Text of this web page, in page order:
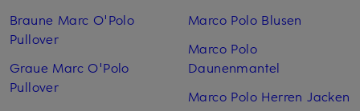
Braune Marc O'Polo
Pullover
Graue Marc O'Polo
Pullover
Marco Polo Blusen
Marco Polo
Daunenmantel
Marco Polo Herren Jacken